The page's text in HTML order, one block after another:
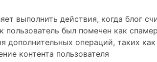
выполнить действия, когда блог
пользователь был помечен как
дополнительных операций, таких
контента пользователя